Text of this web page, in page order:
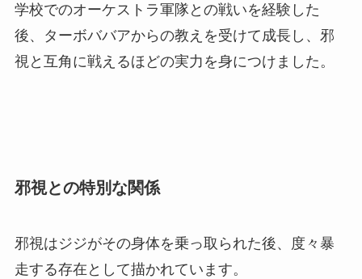
学校でのオーケストラ軍隊との戦いを経験した
後、ターボババアからの教えを受けて成長し、邪
視と互角に戦えるほどの実力を身につけました。
邪視との特別な関係
邪視はジジがその身体を乗っ取られた後、度々暴
走する存在として描かれています。